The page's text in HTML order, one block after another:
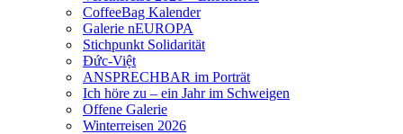
CoffeeBag Kalender
Galerie nEUROPA
Stichpunkt Solidarität
Đức-Việt
ANSPRECHBAR im Porträt
Ich höre zu – ein Jahr im Schweigen
Offene Galerie
Winterreisen 2026